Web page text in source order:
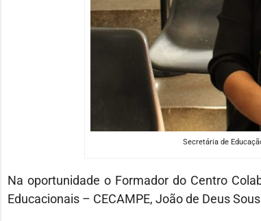
Secretária de
Na oportunidade o Formador do Centro
Educacionais – CECAMPE, João de Deus